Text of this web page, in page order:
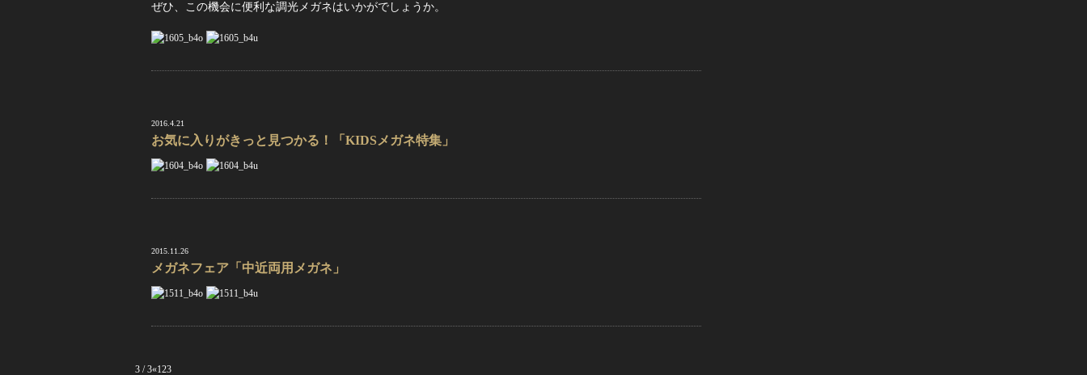
ぜひ、この機会に便利な調光メガネはいかがでしょうか。
2016.4.21
お気に入りがきっと見つかる！「KIDSメガネ特集」
2015.11.26
メガネフェア「中近両用メガネ」
3 / 3«123